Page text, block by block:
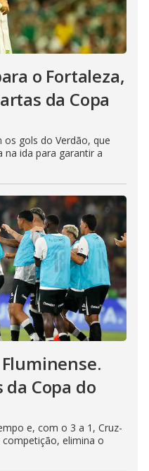
o Fortaleza,
da Copa
gols do Verdão, que
na ida para garantir a
Copa do
e, com o 3 a 1, Cruz-
elimina o